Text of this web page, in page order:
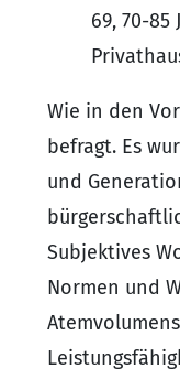
69, 70-
Wie in den
befragt. Es
und
Subjektives
Normen und